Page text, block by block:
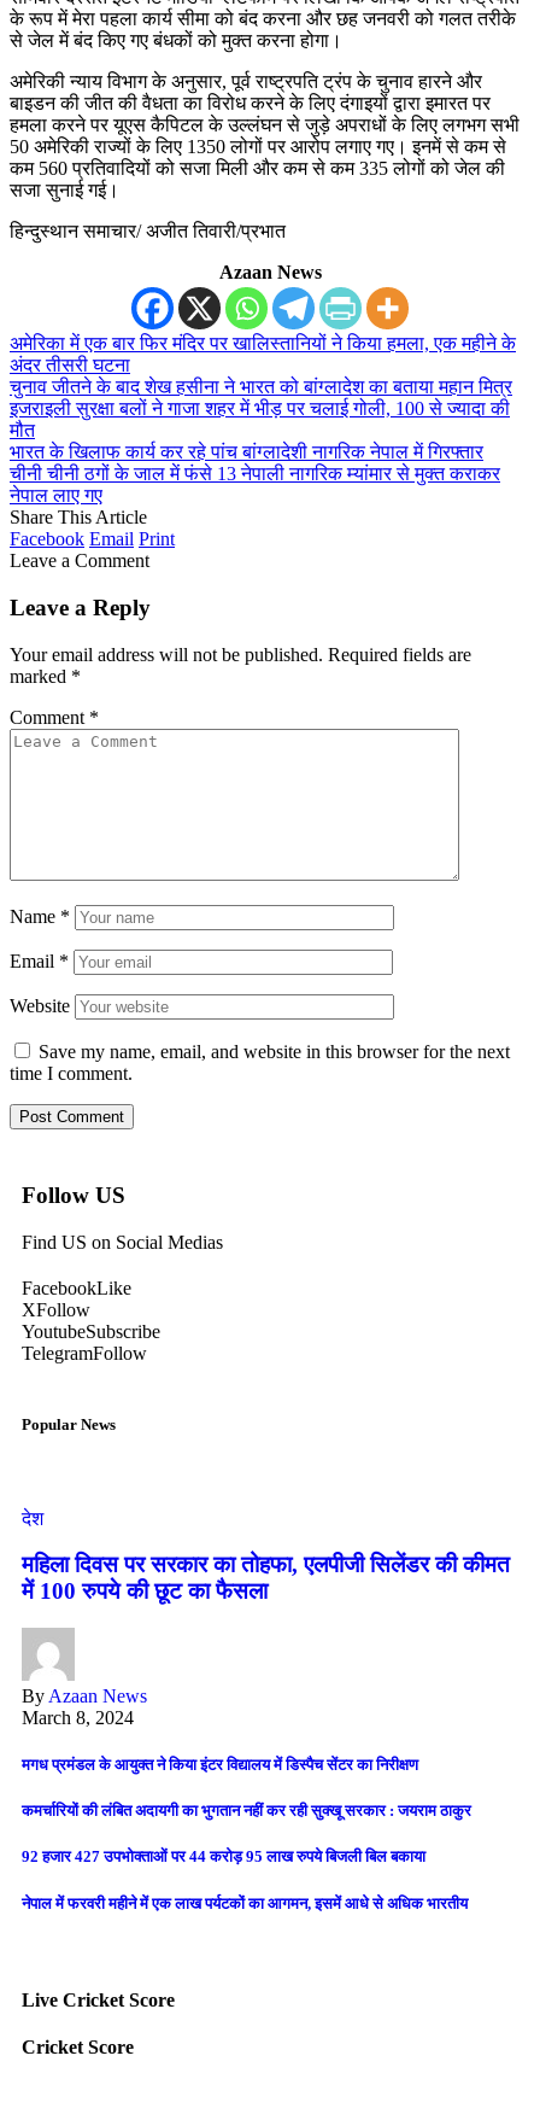
के रूप में मेरा पहला कार्य सीमा को बंद करना और छह जनवरी को गलत तरीके
से जेल में बंद किए गए बंधकों को मुक्त करना होगा।
अमेरिकी न्याय विभाग के अनुसार, पूर्व राष्ट्रपति ट्रंप के चुनाव हारने और
बाइडन की जीत की वैधता का विरोध करने के लिए दंगाइयों द्वारा इमारत पर
हमला करने पर यूएस कैपिटल के उल्लंघन से जुड़े अपराधों के लिए लगभग सभी
50 अमेरिकी राज्यों के लिए 1350 लोगों पर आरोप लगाए गए। इनमें से कम से
कम 560 प्रतिवादियों को सजा मिली और कम से कम 335 लोगों को जेल की
सजा सुनाई गई।
हिन्दुस्थान समाचार/ अजीत तिवारी/प्रभात
Azaan News
अमेरिका में एक बार फिर मंदिर पर खालिस्तानियों ने किया हमला, एक महीने के
अंदर तीसरी घटना
चुनाव जीतने के बाद शेख हसीना ने भारत को बांग्लादेश का बताया महान मित्र
इजराइली सुरक्षा बलों ने गाजा शहर में भीड़ पर चलाई गोली, 100 से ज्यादा की
मौत
भारत के खिलाफ कार्य कर रहे पांच बांग्लादेशी नागरिक नेपाल में गिरफ्तार
चीनी चीनी ठगों के जाल में फंसे 13 नेपाली नागरिक म्यांमार से मुक्त कराकर
नेपाल लाए गए
Share This Article
Facebook Email Print
Leave a Comment
Leave a Reply
Your email address will not be published. Required fields are
marked *
Comment *
Name *
Email *
Website
Save my name, email, and website in this browser for the next
time I comment.
Follow US
Find US on Social Medias
FacebookLike
XFollow
YoutubeSubscribe
TelegramFollow
Popular News
देश
महिला दिवस पर सरकार का तोहफा, एलपीजी सिलेंडर की कीमत
में 100 रुपये की छूट का फैसला
By Azaan News
March 8, 2024
मगध प्रमंडल के आयुक्त ने किया इंटर विद्यालय में डिस्पैच सेंटर का निरीक्षण
कमर्चारियों की लंबित अदायगी का भुगतान नहीं कर रही सुक्खू सरकार : जयराम ठाकुर
92 हजार 427 उपभोक्ताओं पर 44 करोड़ 95 लाख रुपये बिजली बिल बकाया
नेपाल में फरवरी महीने में एक लाख पर्यटकों का आगमन, इसमें आधे से अधिक भारतीय
Live Cricket Score
Cricket Score